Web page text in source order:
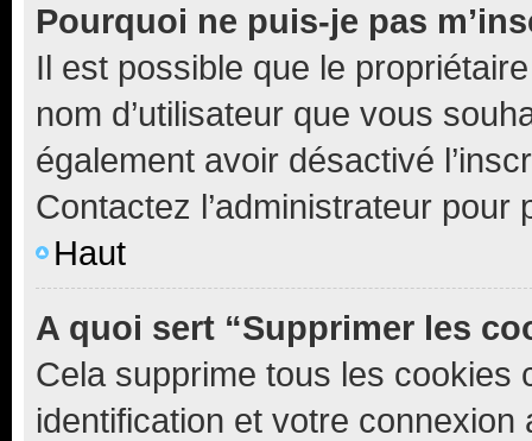
Pourquoi ne puis-je pas
Il est possible que le
nom d’utilisateur que vous
également avoir désactivé
Contactez l’administrateur
Haut
A quoi sert “Supprimer les
Cela supprime tous les cookies
identification et votre